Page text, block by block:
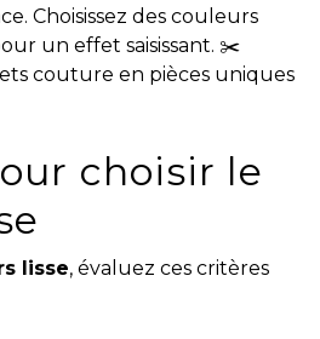
Choisissez des couleurs
un effet saisissant. ✂️
couture en pièces uniques
choisir le
lisse, évaluez ces critères